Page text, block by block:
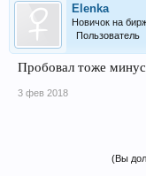
Elenka
Новичок на
Пользователь
Пробовал тоже
3 фев 2018
(Вы